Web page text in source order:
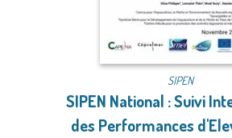
SIPEN
SIPEN National : Suivi
des Performances